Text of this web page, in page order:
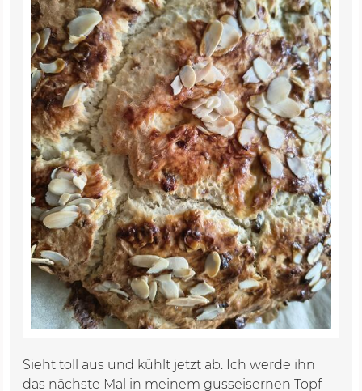
Sieht toll aus und kühlt jetzt ab. Ich werde ihn
das nächste Mal in meinem gusseisernen Topf